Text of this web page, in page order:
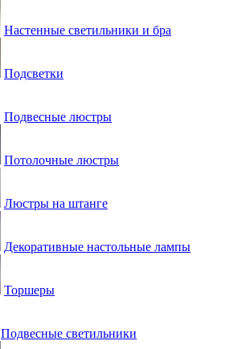
Настенные светильники и бра
Подсветки
Подвесные люстры
Потолочные люстры
Люстры на штанге
Декоративные настольные лампы
Торшеры
Подвесные светильники